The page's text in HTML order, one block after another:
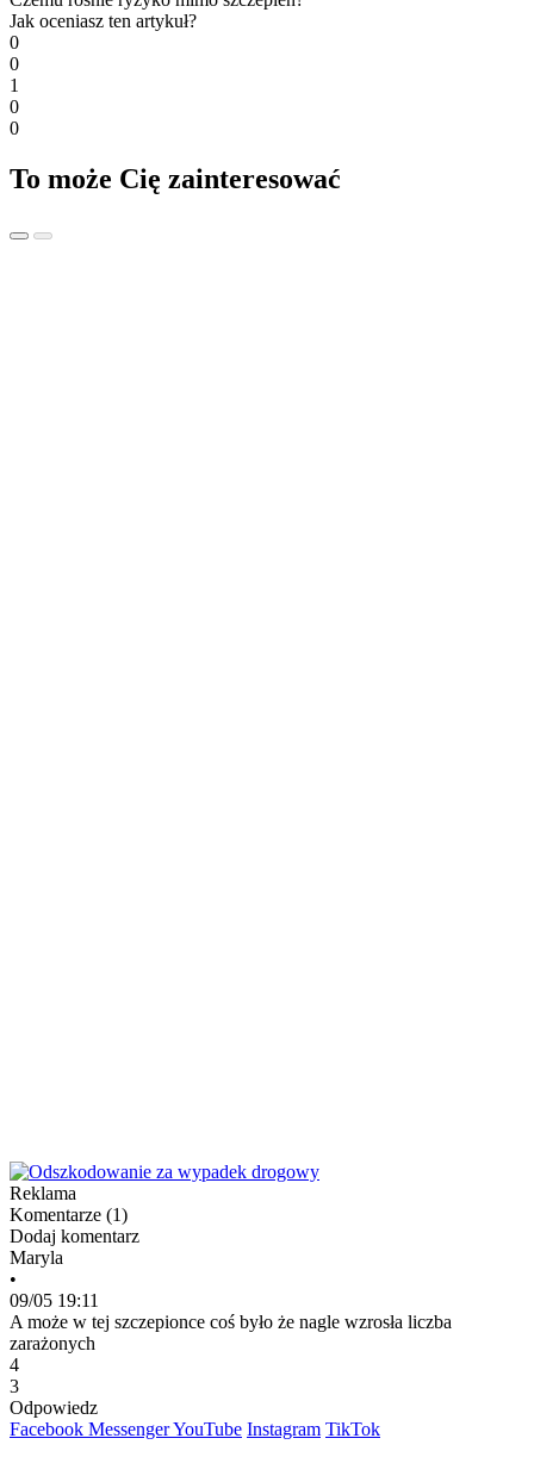
Jak oceniasz ten artykuł?
0
0
1
0
0
To może Cię zainteresować
Reklama
Komentarze (1)
Dodaj komentarz
Maryla
•
09/05 19:11
A może w tej szczepionce coś było że nagle wzrosła liczba
zarażonych
4
3
Odpowiedz
Facebook MessengerYouTube Instagram TikTok